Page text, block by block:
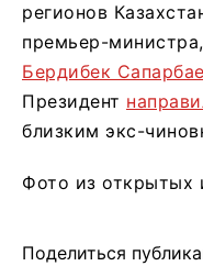
регионов
премьер-
Бердибек
Президент
близким экс-
Фото из открытых
Поделиться